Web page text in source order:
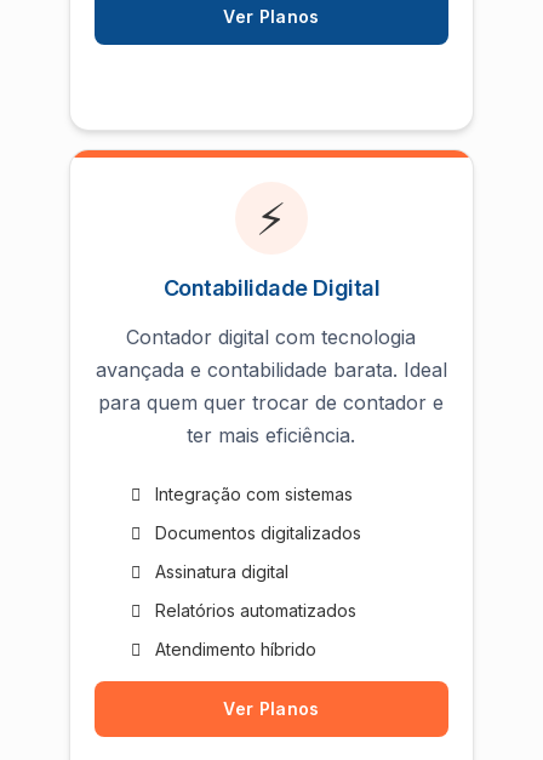
Ver Planos
⚡
Contabilidade Digital
Contador digital com tecnologia
avançada e contabilidade barata. Ideal
para quem quer trocar de contador e
ter mais eficiência.
Integração com sistemas
Documentos digitalizados
Assinatura digital
Relatórios automatizados
Atendimento híbrido
Ver Planos